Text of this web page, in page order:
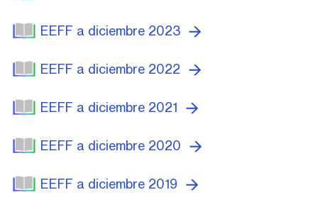
EEFF a diciembre 2023
EEFF a diciembre 2022
EEFF a diciembre 2021
EEFF a diciembre 2020
EEFF a diciembre 2019